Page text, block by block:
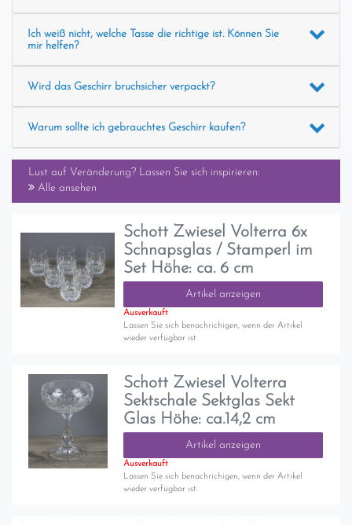
Ich weiß nicht, welche Tasse die richtige ist. Können Sie
mir helfen?
Wird das Geschirr bruchsicher verpackt?
Warum sollte ich gebrauchtes Geschirr kaufen?
Lust auf Veränderung? Lassen Sie sich inspirieren:
Alle ansehen
Schott Zwiesel Volterra 6x
Schnapsglas / Stamperl im
Set Höhe: ca. 6 cm
Artikel anzeigen
Ausverkauft
Lassen Sie sich benachrichigen, wenn der Artikel
wieder verfügbar ist.
Schott Zwiesel Volterra
Sektschale Sektglas Sekt
Glas Höhe: ca.14,2 cm
Artikel anzeigen
Ausverkauft
Lassen Sie sich benachrichigen, wenn der Artikel
wieder verfügbar ist.